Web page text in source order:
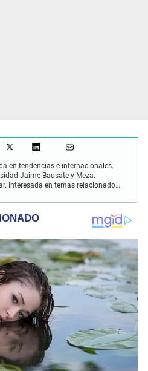
en tendencias e internacionales.
Jaime Bausate y Meza.
Interesada en temas relacionados
apoyo social.